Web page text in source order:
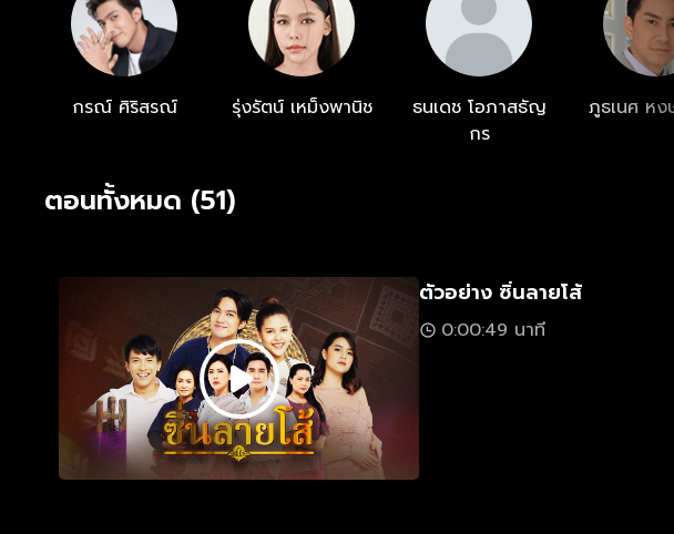
กรณ์ ศิริสรณ์ รุ่งรัตน์ เหม็งพานิช
ธนเดช โอภาสธัญ
กร
ภูธเนศ ห
ตอนทั้งหมด (51)
ตัวอย่าง ซิ่นลายโส้
0:00:49 นาที